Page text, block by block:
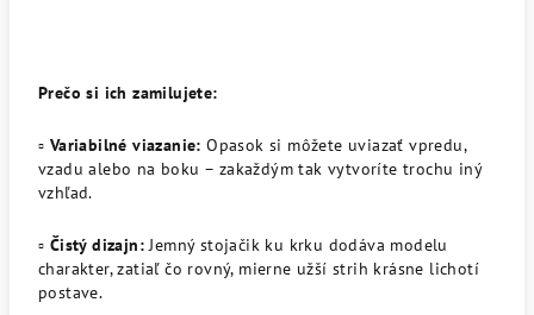
Prečo si ich zamilujete:
▫️ Variabilné viazanie: Opasok si môžete uviazať vpredu,
vzadu alebo na boku – zakaždým tak vytvoríte trochu iný
vzhľad.
▫️ Čistý dizajn: Jemný stojačik ku krku dodáva modelu
charakter, zatiaľ čo rovný, mierne užší strih krásne lichotí
postave.